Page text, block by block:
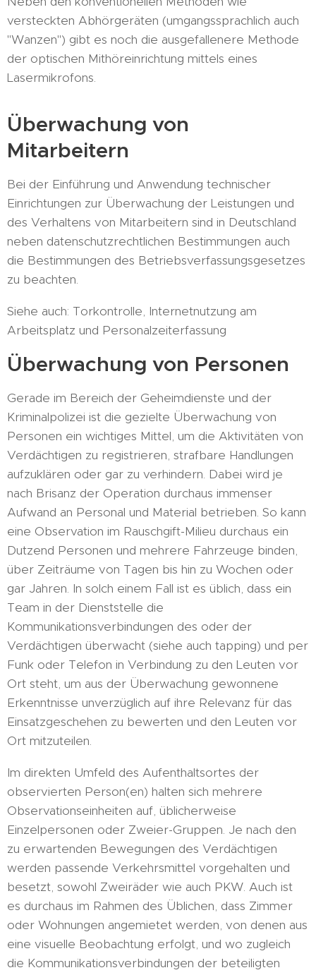
versteckten Abhörgeräten (umgangssprachlich auch
"Wanzen") gibt es noch die ausgefallenere Methode
der optischen Mithöreinrichtung mittels eines
Lasermikrofons.
Überwachung von
Mitarbeitern
Bei der Einführung und Anwendung technischer
Einrichtungen zur Überwachung der Leistungen und
des Verhaltens von Mitarbeitern sind in Deutschland
neben datenschutzrechtlichen Bestimmungen auch
die Bestimmungen des Betriebsverfassungsgesetzes
zu beachten.
Siehe auch: Torkontrolle, Internetnutzung am
Arbeitsplatz und Personalzeiterfassung
Überwachung von Personen
Gerade im Bereich der Geheimdienste und der
Kriminalpolizei ist die gezielte Überwachung von
Personen ein wichtiges Mittel, um die Aktivitäten von
Verdächtigen zu registrieren, strafbare Handlungen
aufzuklären oder gar zu verhindern. Dabei wird je
nach Brisanz der Operation durchaus immenser
Aufwand an Personal und Material betrieben. So kann
eine Observation im Rauschgift-Milieu durchaus ein
Dutzend Personen und mehrere Fahrzeuge binden,
über Zeiträume von Tagen bis hin zu Wochen oder
gar Jahren. In solch einem Fall ist es üblich, dass ein
Team in der Dienststelle die
Kommunikationsverbindungen des oder der
Verdächtigen überwacht (siehe auch tapping) und per
Funk oder Telefon in Verbindung zu den Leuten vor
Ort steht, um aus der Überwachung gewonnene
Erkenntnisse unverzüglich auf ihre Relevanz für das
Einsatzgeschehen zu bewerten und den Leuten vor
Ort mitzuteilen.
Im direkten Umfeld des Aufenthaltsortes der
observierten Person(en) halten sich mehrere
Observationseinheiten auf, üblicherweise
Einzelpersonen oder Zweier-Gruppen. Je nach den
zu erwartenden Bewegungen des Verdächtigen
werden passende Verkehrsmittel vorgehalten und
besetzt, sowohl Zweiräder wie auch PKW. Auch ist
es durchaus im Rahmen des Üblichen, dass Zimmer
oder Wohnungen angemietet werden, von denen aus
eine visuelle Beobachtung erfolgt, und wo zugleich
die Kommunikationsverbindungen der beteiligten